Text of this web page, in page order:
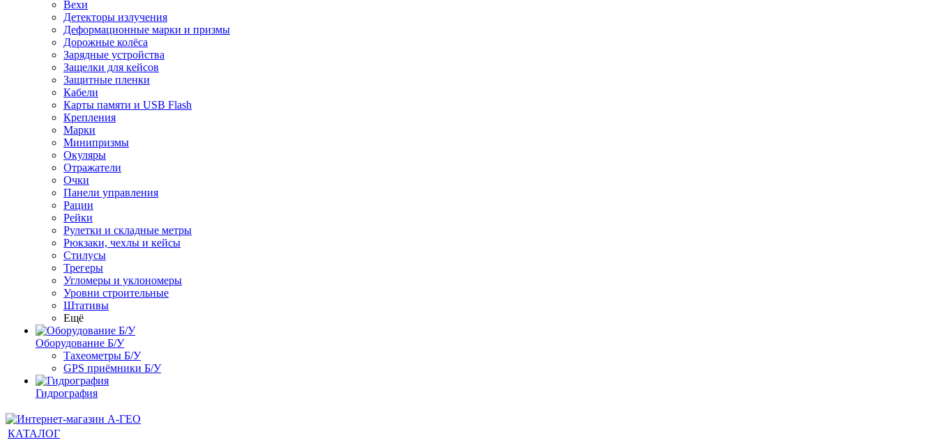
Вехи
Детекторы излучения
Деформационные марки и призмы
Дорожные колёса
Зарядные устройства
Защелки для кейсов
Защитные пленки
Кабели
Карты памяти и USB Flash
Крепления
Марки
Минипризмы
Окуляры
Отражатели
Очки
Панели управления
Рации
Рейки
Рулетки и складные метры
Рюкзаки, чехлы и кейсы
Стилусы
Трегеры
Угломеры и уклономеры
Уровни строительные
Штативы
Ещё
Оборудование Б/У
Тахеометры Б/У
GPS приёмники Б/У
Гидрография
КАТАЛОГ